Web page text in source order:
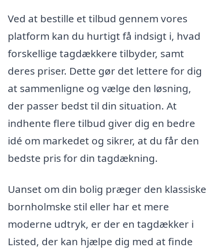
Ved at bestille et tilbud gennem vores
platform kan du hurtigt få indsigt i, hvad
forskellige tagdækkere tilbyder, samt
deres priser. Dette gør det lettere for dig
at sammenligne og vælge den løsning,
der passer bedst til din situation. At
indhente flere tilbud giver dig en bedre
idé om markedet og sikrer, at du får den
bedste pris for din tagdækning.
Uanset om din bolig præger den klassiske
bornholmske stil eller har et mere
moderne udtryk, er der en tagdækker i
Listed, der kan hjælpe dig med at finde